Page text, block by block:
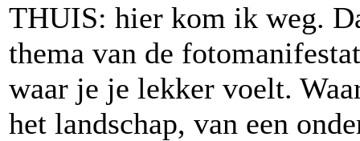
THUIS: hier kom ik weg.
thema van de
waar je je lekker voelt.
het landschap, van een